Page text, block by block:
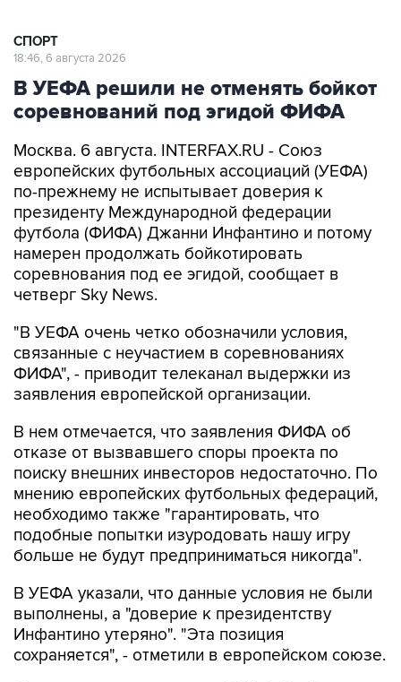
СПОРТ
18:46, 6 августа 2026
В УЕФА решили не отменять бойкот
соревнований под эгидой ФИФА
Москва. 6 августа. INTERFAX.RU - Союз
европейских футбольных ассоциаций (УЕФА)
по-прежнему не испытывает доверия к
президенту Международной федерации
футбола (ФИФА) Джанни Инфантино и потому
намерен продолжать бойкотировать
соревнования под ее эгидой, сообщает в
четверг Sky News.
"В УЕФА очень четко обозначили условия,
связанные с неучастием в соревнованиях
ФИФА", - приводит телеканал выдержки из
заявления европейской организации.
В нем отмечается, что заявления ФИФА об
отказе от вызвавшего споры проекта по
поиску внешних инвесторов недостаточно. По
мнению европейских футбольных федераций,
необходимо также "гарантировать, что
подобные попытки изуродовать нашу игру
больше не будут предприниматься никогда".
В УЕФА указали, что данные условия не были
выполнены, а "доверие к президентству
Инфантино утеряно". "Эта позиция
сохраняется", - отметили в европейском союзе.